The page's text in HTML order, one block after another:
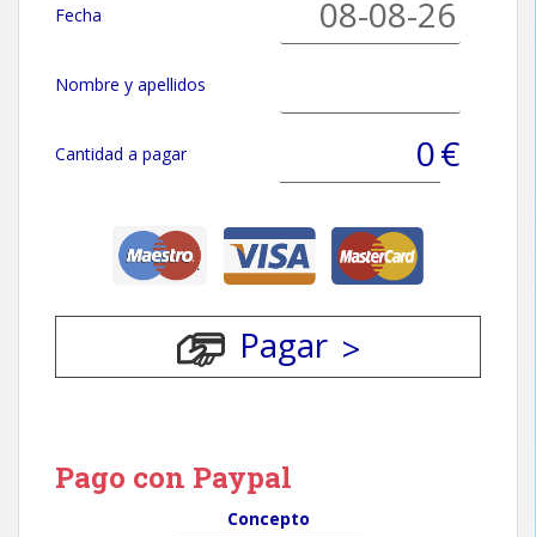
Fecha
Nombre y apellidos
Cantidad a pagar €
Pagar
Pago con Paypal
Concepto